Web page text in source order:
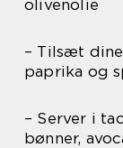
olivenolie
– Tilsæt
paprika og
– Server i
bønner,